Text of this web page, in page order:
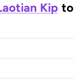
Kip to